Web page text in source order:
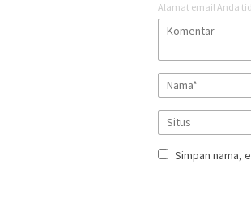
Alamat email Anda
Simpan nama,